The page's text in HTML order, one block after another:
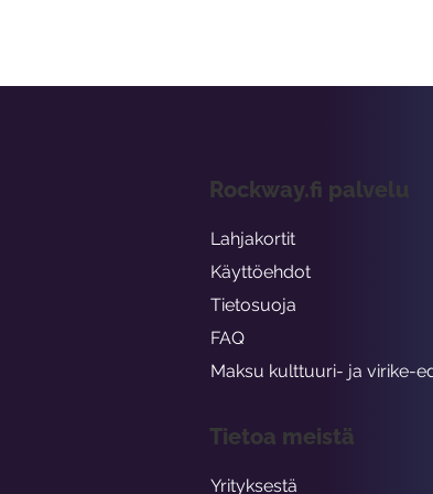
Rockway.fi palvelu
Lahjakortit
Käyttöehdot
Tietosuoja
FAQ
Maksu kulttuuri- ja virike-
Tietoa meistä
Yrityksestä